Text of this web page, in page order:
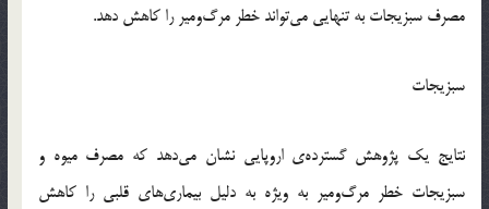
مصرف سبزیجات به تنهایی می‌تواند خطر مرگ‌ومیر را کاهش دهد.
سبزیجات
نتایج یک پژوهش گسترده‌ی اروپایی نشان می‌دهد که مصرف میوه و
سبزیجات خطر مرگ‌ومیر به ویژه به دلیل بیماری‌های قلبی را کاهش